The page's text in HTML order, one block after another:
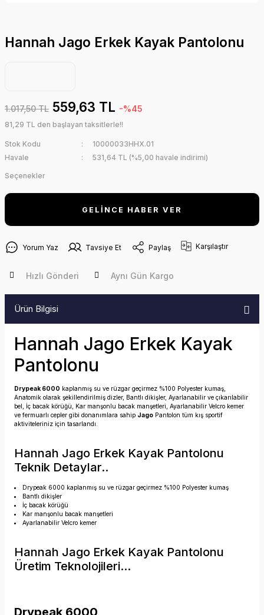
Hannah Jago Erkek Kayak Pantolonu
1.017,50 TL 559,63 TL -%45
81,29 TL den başlayan taksitlerle!!
Stok Kodu
10000033HHX.01
Havale
531,64 TL (%5,00 havale indirimi)
Seçenekler
GELİNCE HABER VER
Yorum Yaz Tavsiye Et Paylaş Karşılaştır
Hızlı Gönderi Aynı Gün Kargo
Ürün Bilgisi
Hannah Jago Erkek Kayak
Pantolonu
Drypeak 6000 kaplanmış su ve rüzgar geçirmez %100 Polyester kumaş,
Anatomik olarak şekillendirilmiş dizler, Bantlı dikişler, Ayarlanabilir ve çıkarılabilir
bel, İç bacak körüğü, Kar manşonlu bacak manşetleri, Ayarlanabilir Velcro kemer
ve fermuarlı cepler gibi donanımlara sahip Jago Pantolon tüm kış sportif
aktiviteleriniz için tasarlandı.
Hannah Jago Erkek Kayak Pantolonu
Teknik Detaylar..
Drypeak 6000 kaplanmış su ve rüzgar geçirmez %100 Polyester kumaş
Bantlı dikişler
İç bacak körüğü
Kar manşonlu bacak manşetleri
Ayarlanabilir Velcro kemer
Hannah Jago Erkek Kayak Pantolonu
Üretim Teknolojileri...